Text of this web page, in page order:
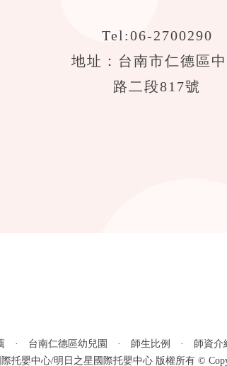
Tel:06-2700290
地址：台南市仁德區
路二段817號
· 台南仁德區幼兒園 · 師生比例 · 師資介
托嬰中心/明日之星國際托嬰中心 版權所有 ©